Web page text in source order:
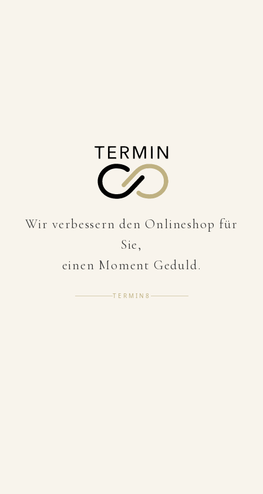
Wir verbessern den Onlineshop für
Sie,
einen Moment Geduld.
TERMIN8